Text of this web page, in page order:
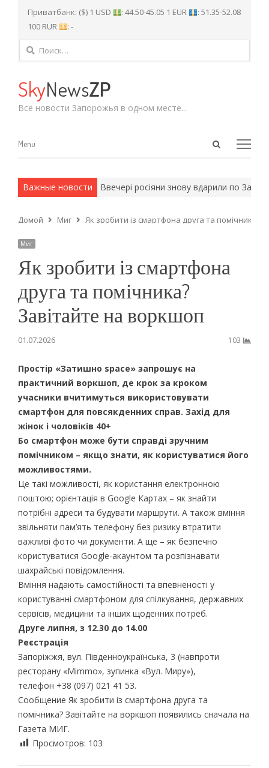
Приватбанк: ($) 1 USD : 44.50-45.05 1 EUR
: 51.35-52.08
100 RUR
: -
Найти:
SkyNewsZP
Все новости Запорожья в одном месте...
Open
Menu
Menu
Важные новости
армейские методы. Ввечері росіяни знову вдарили по
Домой Миг Як зробити із смартфона друга та помічника?
Миг
Як зробити із смартфона
друга та помічника?
Завітайте на воркшоп
01.07.2026 103
Простір «Затишно space» запрошує на
практичний воркшоп, де крок за кроком
учасники вчитимуться використовувати
смартфон для повсякденних справ. Захід для
жінок і чоловіків 40+
Бо смартфон може бути справді зручним
помічником – якщо знати, як користуватися його
можливостями.
Це такі можливості, як користання електронною
поштою; орієнтація в Google Картах – як знайти
потрібні адреси та будувати маршрути. А також вміння
звільняти пам’ять телефону без ризику втратити
важливі фото чи документи. А ще – як безпечно
користуватися Google-акаунтом та розпізнавати
шахрайські повідомлення.
Вміння надають самостійності та впевненості у
користуванні смартфоном для спілкування, державних
сервісів, медицини та інших щоденних потреб.
Друге липня, з 12.30 до 14.00
Реєстрація
Запоріжжя, вул. Південноукраїнська, 3 (навпроти
ресторану «Mimmo», зупинка «Вул. Миру»),
телефон +38 (097) 021 41 53.
Сообщение Як зробити із смартфона друга та
помічника? Завітайте на воркшоп появились сначала на
Газета МИГ.
Просмотров: 103